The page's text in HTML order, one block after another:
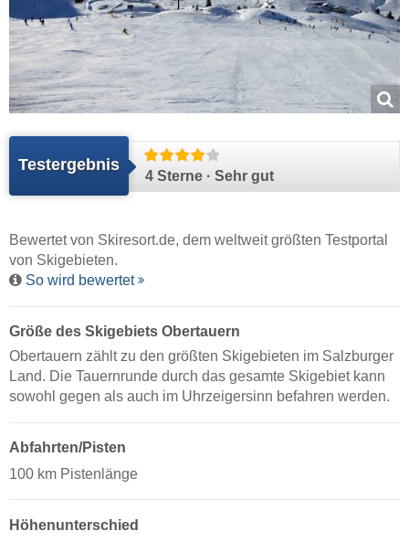
Testergebnis
4 Sterne · Sehr gut
Bewertet von Skiresort.de, dem weltweit größten Testportal
von Skigebieten.
So wird bewertet
Größe des Skigebiets Obertauern
Obertauern zählt zu den größten Skigebieten im Salzburger
Land. Die Tauernrunde durch das gesamte Skigebiet kann
sowohl gegen als auch im Uhrzeigersinn befahren werden.
Abfahrten/Pisten
100 km Pistenlänge
Höhenunterschied